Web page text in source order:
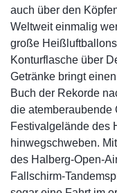
auch über den
Weltweit einmalig
große
Konturflasche über
Getränke bringt
Buch der Rekorde
die atemberaubende
Festivalgelände des
hinwegschweben.
des Halberg-Open-
Fallschirm-